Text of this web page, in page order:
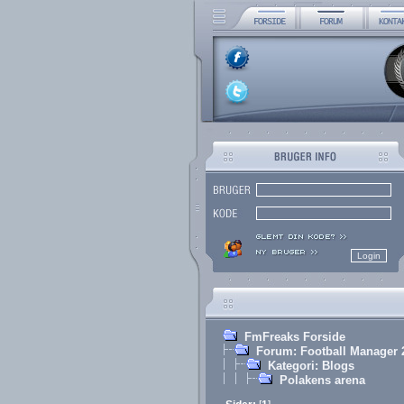
FmFreaks Forside
Forum: Football Manager
Kategori: Blogs
Polakens arena